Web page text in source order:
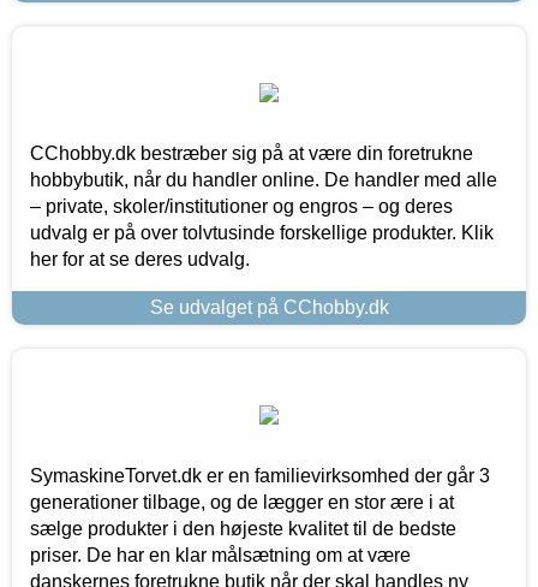
CChobby.dk bestræber sig på at være din foretrukne
hobbybutik, når du handler online. De handler med alle
– private, skoler/institutioner og engros – og deres
udvalg er på over tolvtusinde forskellige produkter. Klik
her for at se deres udvalg.
Se udvalget på CChobby.dk
SymaskineTorvet.dk er en familievirksomhed der går 3
generationer tilbage, og de lægger en stor ære i at
sælge produkter i den højeste kvalitet til de bedste
priser. De har en klar målsætning om at være
danskernes foretrukne butik når der skal handles ny